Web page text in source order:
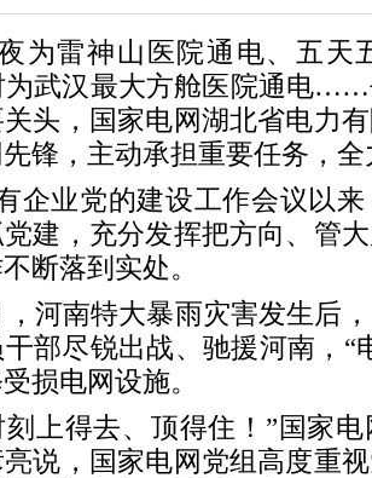
为雷神山医院通电、五天
为武汉最大方舱医院通电
头，国家电网湖北省电力
锋，主动承担重要任务，
企业党的建设工作会议以
建，充分发挥把方向、管
断落到实处。
河南特大暴雨灾害发生后
部尽锐出战、驰援河南，“
损电网设施。
刻上得去、顶得住！”国家
说，国家电网党组高度重